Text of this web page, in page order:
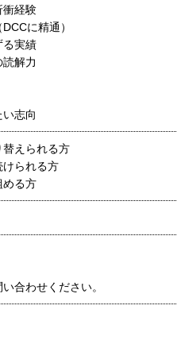
衝経験
に精通）
る実績
解力
志向
えられる方
けられる方
める方
合わせください。